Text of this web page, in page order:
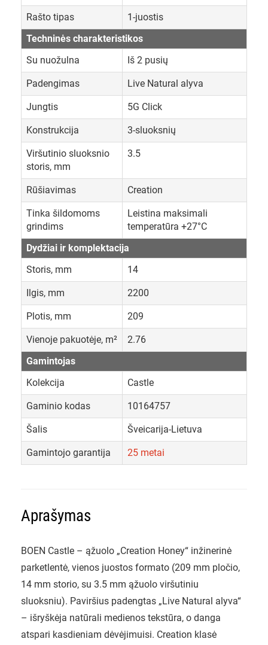
Rašto tipas
1-juostis
Techninės charakteristikos
Su nuožulna
Iš 2 pusių
Padengimas Live Natural alyva
Jungtis 5G Click
Konstrukcija 3-sluoksnių
Viršutinio sluoksnio
storis, mm
3.5
Rūšiavimas Creation
Tinka šildomoms
grindims
Leistina maksimali
temperatūra +27°C
Dydžiai ir komplektacija
Storis, mm
14
Ilgis, mm 2200
Plotis, mm 209
Vienoje pakuotėje, m²
2.76
Gamintojas
Kolekcija
Castle
Gaminio kodas 10164757
Šalis Šveicarija-Lietuva
Gamintojo garantija 25 metai
Aprašymas
BOEN Castle – ąžuolo „Creation Honey“ inžinerinė
parketlentė, vienos juostos formato (209 mm pločio,
14 mm storio, su 3.5 mm ąžuolo viršutiniu
sluoksniu). Paviršius padengtas „Live Natural alyva“
– išryškėja natūrali medienos tekstūra, o danga
atspari kasdieniam dėvėjimuisi. Creation klasė